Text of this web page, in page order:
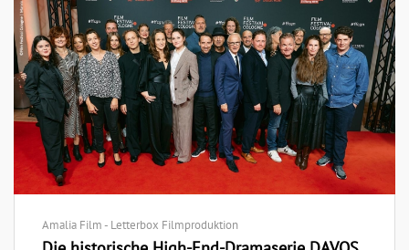
Amalia Film - Letterbox Filmproduktion